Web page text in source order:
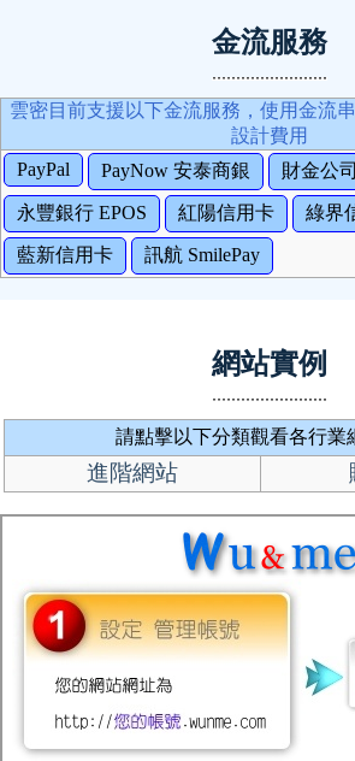
金流服務
雲密目前支援以下金流服務，使用金流
設計費用
PayPal
PayNow 安泰商銀 財金公
永豐銀行 EPOS 紅陽信用卡 綠界
藍新信用卡 訊航 SmilePay
網站實例
請點擊以下分類觀看各行業
進階網站